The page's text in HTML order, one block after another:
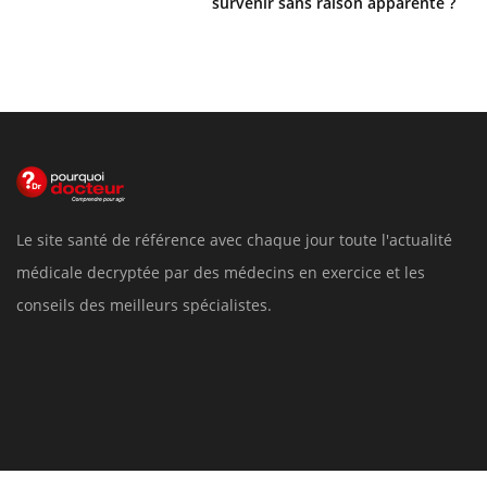
Le site santé de référence avec chaque jour toute l'actualité
médicale decryptée par des médecins en exercice et les
conseils des meilleurs spécialistes.